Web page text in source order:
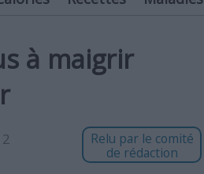
à maigrir
Relu par le comité
de rédaction